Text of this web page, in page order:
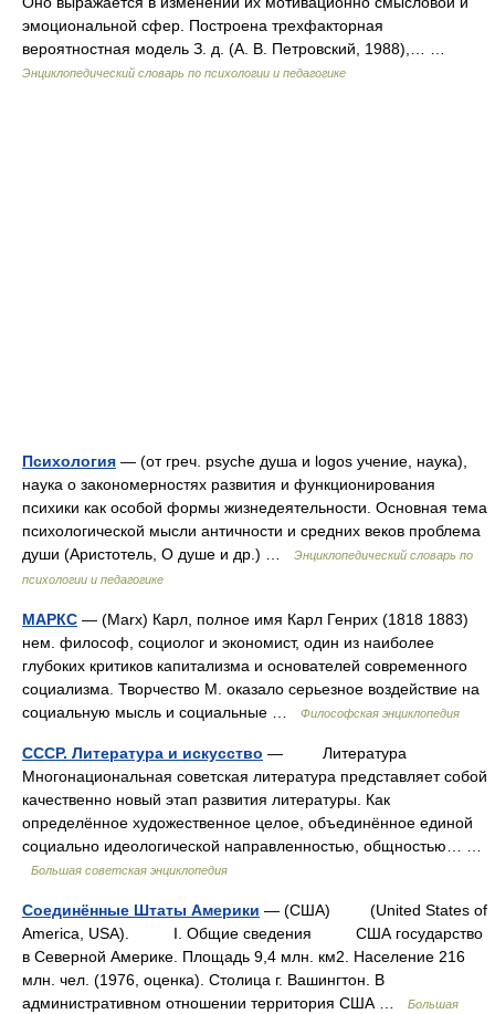
эмоциональной сфер. Построена трехфакторная
вероятностная модель З. д. (А. В. Петровский, 1988),… …
Энциклопедический словарь по психологии и педагогике
Психология — (от греч. psyche душа и logos учение, наука),
наука о закономерностях развития и функционирования
психики как особой формы жизнедеятельности. Основная тема
психологической мысли античности и средних веков проблема
души (Аристотель, О душе и др.) …
Энциклопедический словарь по
психологии и педагогике
МАРКС — (Marx) Карл, полное имя Карл Генрих (1818 1883)
нем. философ, социолог и экономист, один из наиболее
глубоких критиков капитализма и основателей современного
социализма. Творчество М. оказало серьезное воздействие на
социальную мысль и социальные …
Философская энциклопедия
СССР. Литература и искусство — Литература
Многонациональная советская литература представляет собой
качественно новый этап развития литературы. Как
определённое художественное целое, объединённое единой
социально идеологической направленностью, общностью… …
Большая советская энциклопедия
Соединённые Штаты Америки — (США) (United States of
America, USA). I. Общие сведения США государство
в Северной Америке. Площадь 9,4 млн. км2. Население 216
млн. чел. (1976, оценка). Столица г. Вашингтон. В
административном отношении территория США …
Большая